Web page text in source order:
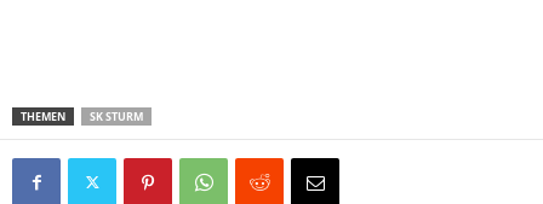
THEMEN SK STURM